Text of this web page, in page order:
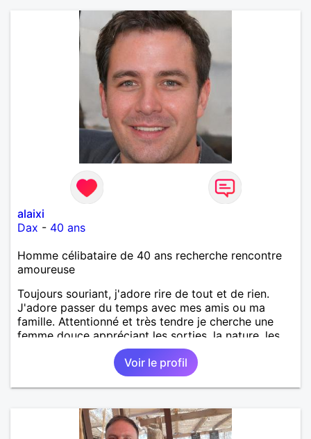
alaixi
Dax - 40 ans
Homme célibataire de 40 ans recherche rencontre
amoureuse
Toujours souriant, j'adore rire de tout et de rien.
J'adore passer du temps avec mes amis ou ma
famille. Attentionné et très tendre je cherche une
femme douce appréciant les sorties, la nature, les
balades, les bons restos...
Voir le profil